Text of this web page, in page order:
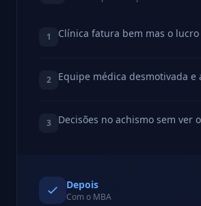
1 Clínica fatura bem mas o lucro
2 Equipe médica desmotivada e
3 Decisões no achismo sem ver
Depois
Com o MBA